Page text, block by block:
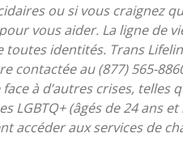
ou si vous craignez
vous aider. La ligne de
toutes identités. Trans
contactée au (877) 565-
à d’autres crises,
LGBTQ+ (âgés de 24 ans
accéder aux services de